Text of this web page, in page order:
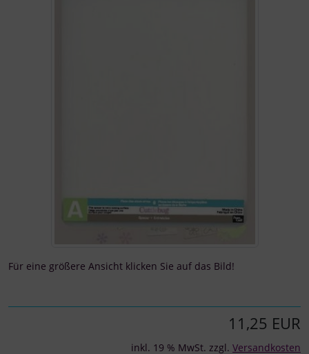
Für eine größere Ansicht klicken Sie auf das Bild!
11,25 EUR
inkl. 19 % MwSt. zzgl. Versandkosten